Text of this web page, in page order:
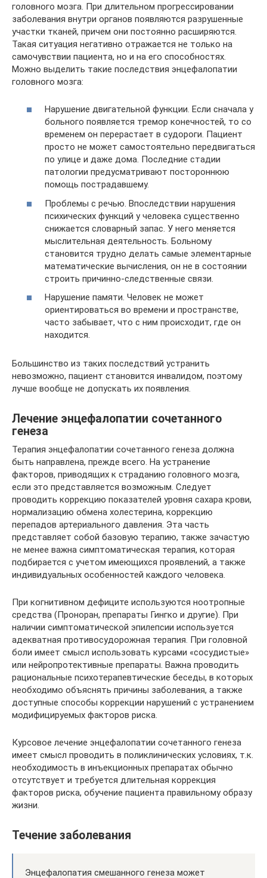
головного мозга. При длительном прогрессировании
заболевания внутри органов появляются разрушенные
участки тканей, причем они постоянно расширяются.
Такая ситуация негативно отражается не только на
самочувствии пациента, но и на его способностях.
Можно выделить такие последствия энцефалопатии
головного мозга:
Нарушение двигательной функции. Если сначала у
больного появляется тремор конечностей, то со
временем он перерастает в судороги. Пациент
просто не может самостоятельно передвигаться
по улице и даже дома. Последние стадии
патологии предусматривают постороннюю
помощь пострадавшему.
Проблемы с речью. Впоследствии нарушения
психических функций у человека существенно
снижается словарный запас. У него меняется
мыслительная деятельность. Больному
становится трудно делать самые элементарные
математические вычисления, он не в состоянии
строить причинно-следственные связи.
Нарушение памяти. Человек не может
ориентироваться во времени и пространстве,
часто забывает, что с ним происходит, где он
находится.
Большинство из таких последствий устранить
невозможно, пациент становится инвалидом, поэтому
лучше вообще не допускать их появления.
Лечение энцефалопатии сочетанного
генеза
Терапия энцефалопатии сочетанного генеза должна
быть направлена, прежде всего. На устранение
факторов, приводящих к страданию головного мозга,
если это представляется возможным. Следует
проводить коррекцию показателей уровня сахара крови,
нормализацию обмена холестерина, коррекцию
перепадов артериального давления. Эта часть
представляет собой базовую терапию, также зачастую
не менее важна симптоматическая терапия, которая
подбирается с учетом имеющихся проявлений, а также
индивидуальных особенностей каждого человека.
При когнитивном дефиците используются ноотропные
средства (Проноран, препараты Гингко и другие). При
наличии симптоматической эпилепсии используется
адекватная противосудорожная терапия. При головной
боли имеет смысл использовать курсами «сосудистые»
или нейропротективные препараты. Важна проводить
рациональные психотерапевтические беседы, в которых
необходимо объяснять причины заболевания, а также
доступные способы коррекции нарушений с устранением
модифицируемых факторов риска.
Курсовое лечение энцефалопатии сочетанного генеза
имеет смысл проводить в поликлинических условиях, т.к.
необходимость в инъекционных препаратах обычно
отсутствует и требуется длительная коррекция
факторов риска, обучение пациента правильному образу
жизни.
Течение заболевания
Энцефалопатия смешанного генеза может